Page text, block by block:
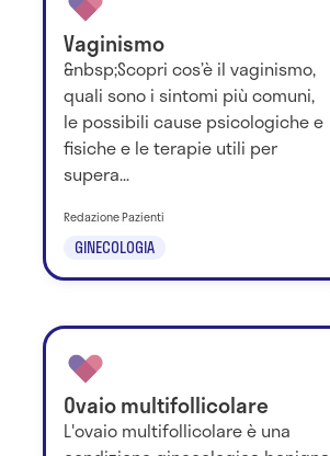
Vaginismo
&nbsp;Scopri cos’è il vaginismo,
quali sono i sintomi più comuni,
le possibili cause psicologiche e
fisiche e le terapie utili per
supera...
GINECOLOGIA
Redazione Pazienti
Ovaio multifollicolare
L'ovaio multifollicolare è una